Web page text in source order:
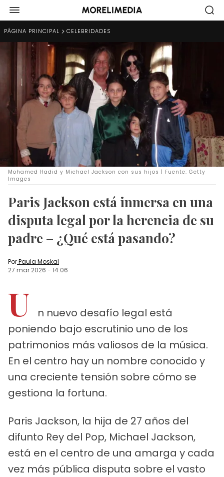
PÁGINA PRINCIPAL CELEBRIDADES
Mohamed Hadid y Michael Jackson con sus hijos | Fuente: Getty
Images
Paris Jackson está inmersa en una
disputa legal por la herencia de su
padre – ¿Qué está pasando?
PorPaula Moskal
27 mar 2026 - 14:06
U
n nuevo desafío legal está
poniendo bajo escrutinio uno de los
patrimonios más valiosos de la música.
En el centro hay un nombre conocido y
una creciente tensión sobre cómo se
gestiona la fortuna.
Paris Jackson, la hija de 27 años del
difunto Rey del Pop, Michael Jackson,
está en el centro de una amarga y cada
vez más pública disputa sobre el vasto